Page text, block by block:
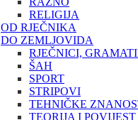
RELIGIJA
OD RJEČNIKA
DO ZEMLJOVIDA
RJEČNICI,
ŠAH
SPORT
STRIPOVI
TEHNIČKE
TEORIJA I